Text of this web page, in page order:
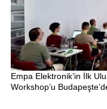
Empa Elektronik’in İlk
Workshop’u